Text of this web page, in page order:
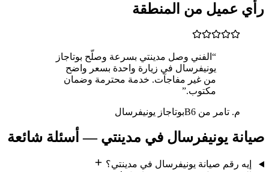
رأي عميل من المنطقة
“الفني وصل مدينتي بسرعة وصلّح بوتاجاز
يونيفرسال في زيارة واحدة بسعر واضح
من غير مفاجآت. خدمة محترمة وضمان
مكتوب.”
م. تامر من B6 بوتاجاز يونيفرسال
صيانة يونيفرسال في مدينتي — أسئلة شائعة
إيه رقم صيانة يونيفرسال في مدينتي؟